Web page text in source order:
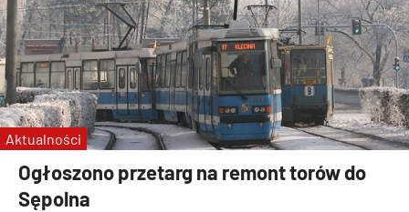
Ogłoszono przetarg na remont torów do
Sępolna
Aktualności